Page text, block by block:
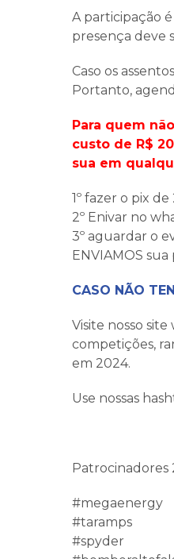
A participação
presença deve
Caso os
Portanto,
Para quem
custo de R$
sua em
1º fazer o pix
2º Enivar no
3º aguardar o
ENVIAMOS
CASO NÃO
Visite nosso
competições,
em 2024.
Use nossas
Patrocinadores
#megaenergy
#taramps
#spyder